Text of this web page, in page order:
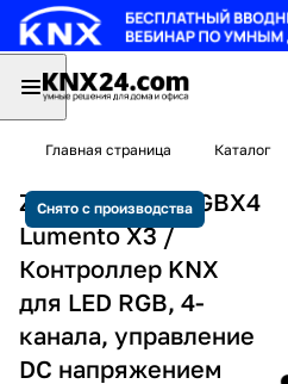
Главная страница Каталог
Снято с производства
Zennio ZN1DI-RGBX4
Lumento X3 /
Контроллер KNX
для LED RGB, 4-
канала, управление
DC напряжением